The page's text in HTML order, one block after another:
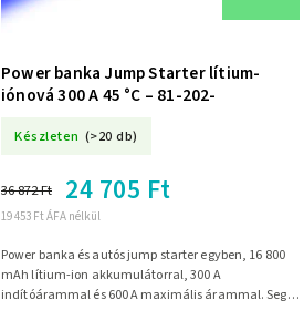
Power banka Jump Starter lítium-
iónová 300 A 45 °C – 81-202-
Készleten (>20 db)
19 453 Ft ÁFA nélkül
36 872 Ft 24 705 Ft
Power banka és autós jump starter egyben, 16 800
mAh lítium-ion akkumulátorral, 300 A
indítóárammal és 600 A maximális árammal. Segít